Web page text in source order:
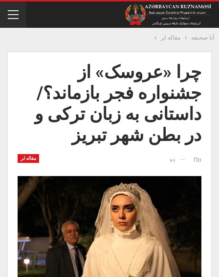
آنا صحیفه مقاله لر
چرا «عروسک» از
جشنواره فجر بازماند؟/
داستانی به زبان ترکی و
در بطن شهر تبریز
مقاله لر По ده